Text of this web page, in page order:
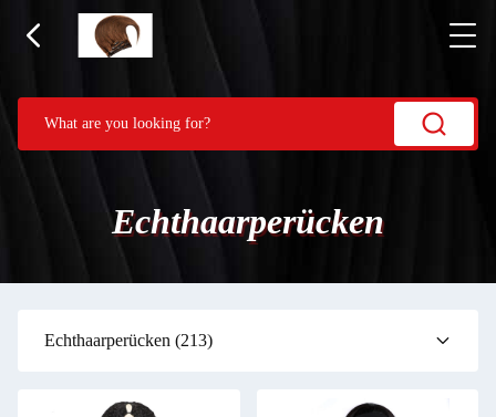
Echthaarperücken
Echthaarperücken (213)